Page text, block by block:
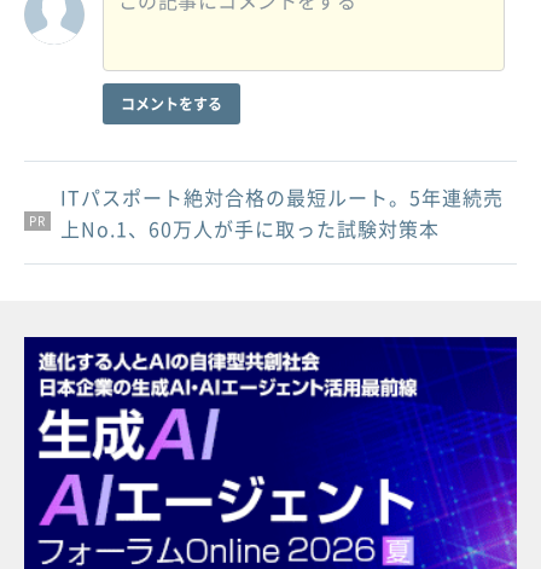
コメントをする
PR
PR
PR
ITパスポート絶対合格の最短ルート。5年連続売
上No.1、60万人が手に取った試験対策本